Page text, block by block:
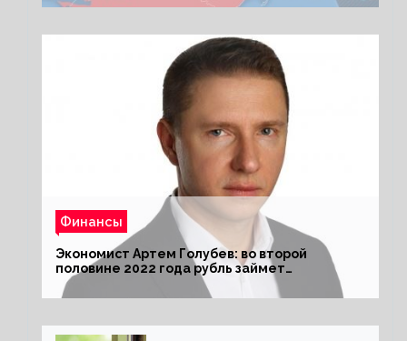
Финансы
Экономист Артем Голубев: во второй
половине 2022 года рубль займет
комфортный курс